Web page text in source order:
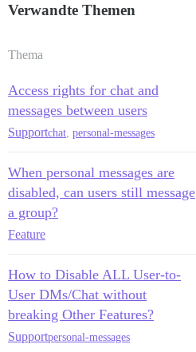
Verwandte Themen
Thema
Access rights for chat and
messages between users
Supportchat personal-messages
When personal messages are
disabled, can users still message
a group?
Feature
How to Disable ALL User-to-
User DMs/Chat without
breaking Other Features?
Supportpersonal-messages